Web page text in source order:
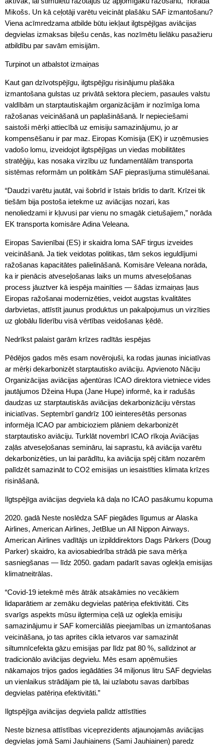
Mikošs. Un kā ceļotāji varētu veicināt plašāku SAF izmantošanu?
Viena acīmredzama atbilde būtu iekļaut ilgtspējīgas aviācijas
degvielas izmaksas biļešu cenās, kas nozīmētu lielāku pasažieru
atbildību par savām emisijām.
Turpinot un atbalstot izmaiņas
Kaut gan dzīvotspējīgu, ilgtspējīgu risinājumu plašāka
izmantošana gulstas uz privātā sektora pleciem, pasaules valstu
valdībām un starptautiskajām organizācijām ir nozīmīga loma
ražošanas veicināšanā un paplašināšanā. Ir nepieciešami
saistoši mērķi attiecībā uz emisiju samazinājumu, jo ar
kompensēšanu ir par maz. Eiropas Komisija (EK) ir uzņēmusies
vadošo lomu, izveidojot ilgtspējīgas un viedas mobilitātes
stratēģiju, kas nosaka virzību uz fundamentālām transporta
sistēmas reformām un politikām SAF pieprasījuma stimulēšanai.
“Daudzi varētu jautāt, vai šobrīd ir īstais brīdis to darīt. Krīzei tik
tiešām bija postoša ietekme uz aviācijas nozari, kas
nenoliedzami ir kļuvusi par vienu no smagāk cietušajiem,” norāda
EK transporta komisāre Adina Veleana.
Eiropas Savienībai (ES) ir skaidra loma SAF tirgus izveides
veicināšanā. Ja tiek veidotas politikas, tām sekos ieguldījumi
ražošanas kapacitātes palielināšanā. Komisāre Veleana norāda,
ka ir pienācis atveseļošanas laiks un mums atveseļošanas
process jāuztver kā iespēja mainīties — šādas izmaiņas ļaus
Eiropas ražošanai modernizēties, veidot augstas kvalitātes
darbvietas, attīstīt jaunus produktus un pakalpojumus un virzīties
uz globālu līderību visā vērtības veidošanas ķēdē.
Nedrīkst palaist garām krīzes radītās iespējas
Pēdējos gados mēs esam novērojuši, ka rodas jaunas iniciatīvas
ar mērķi dekarbonizēt starptautisko aviāciju. Apvienoto Nāciju
Organizācijas aviācijas aģentūras ICAO direktora vietniece vides
jautājumos Džeina Hupa (Jane Hupe) informē, ka ir radušās
daudzas uz starptautiskās aviācijas dekarbonizāciju vērstas
iniciatīvas. Septembrī gandrīz 100 ieinteresētās personas
informēja ICAO par ambicioziem plāniem dekarbonizēt
starptautisko aviāciju. Turklāt novembrī ICAO rīkoja Aviācijas
zaļās atveseļošanas semināru, lai saprastu, kā aviācija varētu
dekarbonizēties, un lai parādītu, ka aviācija spēj citām nozarēm
palīdzēt samazināt to CO2 emisijas un iesaistīties klimata krīzes
risināšanā.
Ilgtspējīga aviācijas degviela kā daļa no ICAO pasākumu kopuma
2020. gadā Neste noslēdza SAF piegādes līgumus ar Alaska
Airlines, American Airlines, JetBlue un All Nippon Airways.
American Airlines vadītājs un izpilddirektors Dags Pārkers (Doug
Parker) skaidro, ka aviosabiedrība strādā pie sava mērķa
sasniegšanas — līdz 2050. gadam padarīt savas oglekļa emisijas
klimatneitrālas.
“Covid-19 ietekmē mēs ātrāk atsakāmies no vecākiem
lidaparātiem ar zemāku degvielas patēriņa efektivitāti. Cits
svarīgs aspekts mūsu ilgtermiņa ceļā uz oglekļa emisiju
samazinājumu ir SAF komerciālās pieejamības un izmantošanas
veicināšana, jo tas aprites cikla ietvaros var samazināt
siltumnīcefekta gāzu emisijas par līdz pat 80 %, salīdzinot ar
tradicionālo aviācijas degvielu. Mēs esam apņēmušies
nākamajos trijos gados iegādāties 34 miljonus litru SAF degvielas
un vienlaikus strādājam pie tā, lai uzlabotu savas darbības
degvielas patēriņa efektivitāti.”
Ilgtspējīga aviācijas degviela palīdz attīstīties
Neste biznesa attīstības viceprezidents atjaunojamās aviācijas
degvielas jomā Sami Jauhiainens (Sami Jauhiainen) paredz